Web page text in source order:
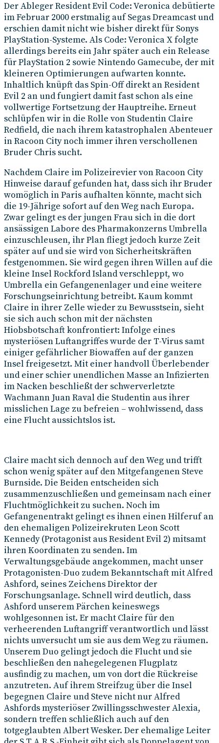
Der Ableger Resident Evil Code: Veronica debütierte
im Februar 2000 erstmalig auf Segas Dreamcast und
erschien damit nicht wie bisher direkt für Sonys
PlayStation-Systeme. Als Code: Veronica X folgte
allerdings bereits ein Jahr später auch ein Release
für PlayStation 2 sowie Nintendo Gamecube, der mit
kleineren Optimierungen aufwarten konnte.
Inhaltlich knüpft das Spin-Off direkt an Resident
Evil 2 an und fungiert damit fast schon als eine
vollwertige Fortsetzung der Hauptreihe. Erneut
schlüpfen wir in die Rolle von Studentin Claire
Redfield, die nach ihrem katastrophalen Abenteuer
in Racoon City noch immer ihren verschollenen
Bruder Chris sucht.
Nachdem Claire im Polizeirevier von Racoon City
Hinweise darauf gefunden hat, dass sich ihr Bruder
womöglich in Paris aufhalten könnte, macht sich
die 19-Jährige sofort auf den Weg nach Europa.
Zwar gelingt es der jungen Frau sich in die dort
ansässigen Labore des Pharmakonzerns Umbrella
einzuschleusen, ihr Plan fliegt jedoch kurze Zeit
später auf und sie wird von Sicherheitskräften
festgenommen. Sie wird gegen ihren Willen auf die
kleine Insel Rockford Island verschleppt, wo
Umbrella ein Gefangenenlager und eine weitere
Forschungseinrichtung betreibt. Kaum kommt
Claire in ihrer Zelle wieder zu Bewusstsein, sieht
sie sich auch schon mit der nächsten
Hiobsbotschaft konfrontiert: Infolge eines
mysteriösen Luftangriffes wurde der T-Virus samt
einiger gefährlicher Biowaffen auf der ganzen
Insel freigesetzt. Mit einer handvoll Überlebender
und einer schier unendlichen Masse an Infizierten
im Nacken beschließt der schwerverletzte
Wachmann Juan Raval die Studentin aus ihrer
misslichen Lage zu befreien – wohlwissend, dass
eine Flucht aussichtslos ist.
Claire macht sich dennoch auf den Weg und trifft
schon wenig später auf den Mitgefangenen Steve
Burnside. Die Beiden entscheiden sich
zusammenzuschließen und gemeinsam nach einer
Fluchtmöglichkeit zu suchen. Noch im
Gefangenentrakt gelingt es ihnen einen Hilferuf an
den ehemaligen Polizeirekruten Leon Scott
Kennedy (Protagonist aus Resident Evil 2) mitsamt
ihren Koordinaten zu senden. Im
Verwaltungsgebäude angekommen, macht unser
Protagonisten-Duo zudem Bekanntschaft mit Alfred
Ashford, seines Zeichens Direktor der
Forschungsanlage. Schnell wird deutlich, dass
Ashford unserem Pärchen keineswegs
wohlgesonnen ist. Er macht Claire für den
verheerenden Luftangriff verantwortlich und lässt
nichts unversucht um sie aus dem Weg zu räumen.
Unserem Duo gelingt jedoch die Flucht und sie
beschließen den nahegelegenen Flugplatz
ausfindig zu machen, um von dort die Rückreise
anzutreten. Auf ihrem Streifzug über die Insel
begegnen Claire und Steve nicht nur Alfred
Ashfords mysteriöser Zwillingsschwester Alexia,
sondern treffen schließlich auch auf den
totgeglaubten Albert Wesker. Der ehemalige Leiter